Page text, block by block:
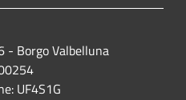
- Borgo Valbelluna
UF4S1G